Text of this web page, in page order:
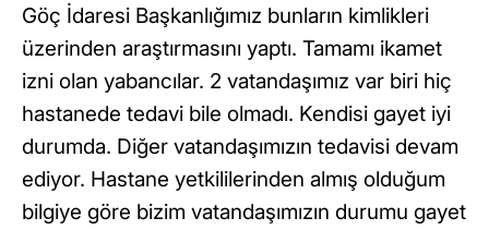
Göç İdaresi Başkanlığımız bunların kimlikleri
üzerinden araştırmasını yaptı. Tamamı ikamet
izni olan yabancılar. 2 vatandaşımız var biri hiç
hastanede tedavi bile olmadı. Kendisi gayet iyi
durumda. Diğer vatandaşımızın tedavisi devam
ediyor. Hastane yetkililerinden almış olduğum
bilgiye göre bizim vatandaşımızın durumu gayet